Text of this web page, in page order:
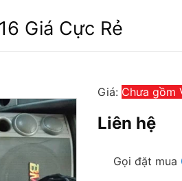
Giá Cực Rẻ
Giá: Chưa gồm
Liên hệ
Gọi đặt mua